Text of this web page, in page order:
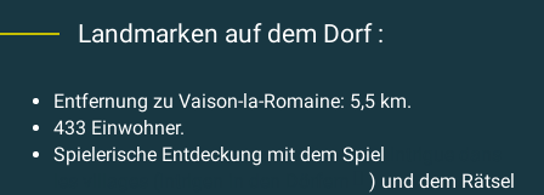
Landmarken auf dem Dorf :
Entfernung zu Vaison-la-Romaine: 5,5 km.
433 Einwohner.
Spielerische Entdeckung mit dem Spiel
) und dem Rätsel